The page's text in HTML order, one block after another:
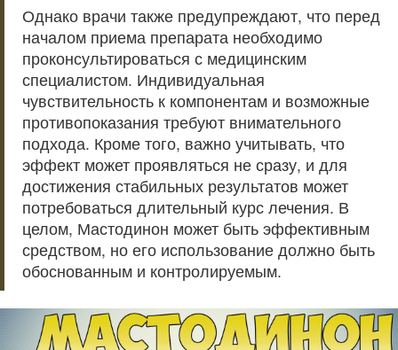
Однако врачи также предупреждают, что перед
началом приема препарата необходимо
проконсультироваться с медицинским
специалистом. Индивидуальная
чувствительность к компонентам и возможные
противопоказания требуют внимательного
подхода. Кроме того, важно учитывать, что
эффект может проявляться не сразу, и для
достижения стабильных результатов может
потребоваться длительный курс лечения. В
целом, Мастодинон может быть эффективным
средством, но его использование должно быть
обоснованным и контролируемым.